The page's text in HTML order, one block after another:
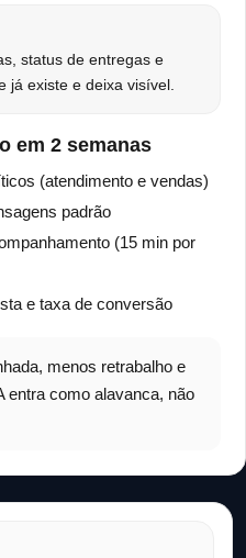
status de entregas e
já existe e deixa visível.
em 2 semanas
(atendimento e vendas)
padrão
(15 min por
e taxa de conversão
menos retrabalho e
entra como alavanca, não